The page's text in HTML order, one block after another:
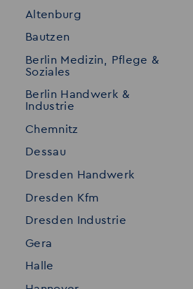
Stellenangebote
Initiativ bewerben
Merkzettel
Standorte
Altenburg
Bautzen
Berlin Medizin, Pflege &
Soziales
Berlin Handwerk &
Industrie
Chemnitz
Dessau
Dresden Handwerk
Dresden Kfm
Dresden Industrie
Gera
Halle